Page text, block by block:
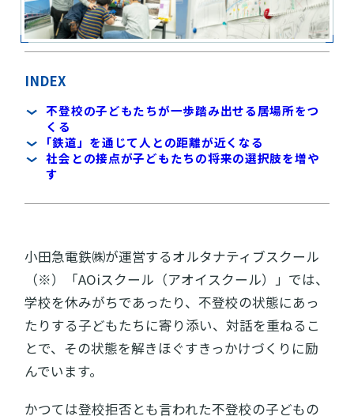
INDEX
不登校の子どもたちが一歩踏み出せる居場所をつ
くる
｢鉄道」を通じて人との距離が近くなる
社会との接点が子どもたちの将来の選択肢を増や
す
小田急電鉄㈱が運営するオルタナティブスクール
（※）「AOiスクール（アオイスクール）」では、
学校を休みがちであったり、不登校の状態にあっ
たりする子どもたちに寄り添い、対話を重ねるこ
とで、その状態を解きほぐすきっかけづくりに励
んでいます。
かつては登校拒否とも言われた不登校の子どもの